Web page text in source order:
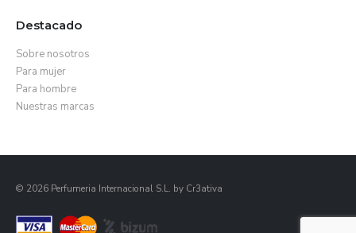
Destacado
Sobre nosotros
Para mujer
Para hombre
Nuestras marcas
© 2026 Perfumeria Internacional S.L. by Cr3ativa